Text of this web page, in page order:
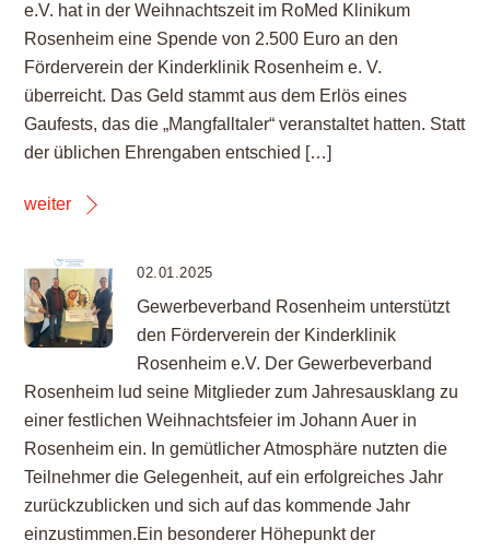
e.V. hat in der Weihnachtszeit im RoMed Klinikum
Rosenheim eine Spende von 2.500 Euro an den
Förderverein der Kinderklinik Rosenheim e. V.
überreicht. Das Geld stammt aus dem Erlös eines
Gaufests, das die „Mangfalltaler“ veranstaltet hatten. Statt
der üblichen Ehrengaben entschied […]
weiter
02.01.2025
Gewerbeverband Rosenheim unterstützt
den Förderverein der Kinderklinik
Rosenheim e.V. Der Gewerbeverband
Rosenheim lud seine Mitglieder zum Jahresausklang zu
einer festlichen Weihnachtsfeier im Johann Auer in
Rosenheim ein. In gemütlicher Atmosphäre nutzten die
Teilnehmer die Gelegenheit, auf ein erfolgreiches Jahr
zurückzublicken und sich auf das kommende Jahr
einzustimmen.Ein besonderer Höhepunkt der